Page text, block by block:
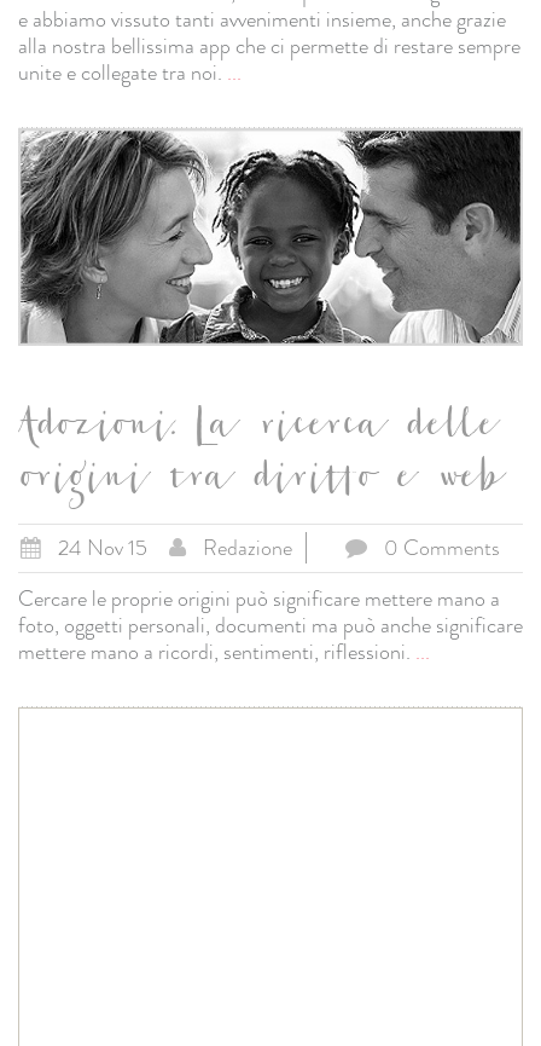
e abbiamo vissuto tanti avvenimenti insieme, anche grazie
alla nostra bellissima app che ci permette di restare sempre
unite e collegate tra noi. ...
Adozioni. La ricerca delle
origini tra diritto e web
24 Nov 15 Redazione
0 Comments
Cercare le proprie origini può significare mettere mano a
foto, oggetti personali, documenti ma può anche significare
mettere mano a ricordi, sentimenti, riflessioni. ...